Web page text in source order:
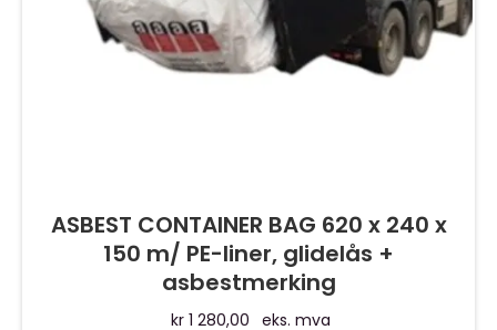
ASBEST CONTAINER BAG 620 x 240 x
150 m/ PE-liner, glidelås +
asbestmerking
kr 1 280,00 eks. mva